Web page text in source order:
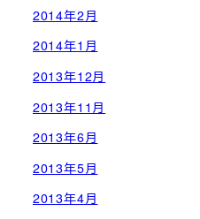
2014年2月
2014年1月
2013年12月
2013年11月
2013年6月
2013年5月
2013年4月